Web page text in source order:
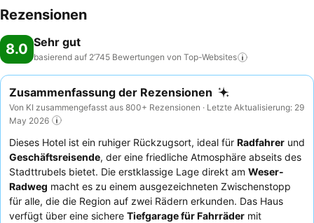
Rezensionen
8.0 Sehr gut
basierend auf 2’745 Bewertungen von Top-Websites
Zusammenfassung der Rezensionen
Von KI zusammengefasst aus 800+ Rezensionen · Letzte Aktualisierung: 29
May 2026
Dieses Hotel ist ein ruhiger Rückzugsort, ideal für Radfahrer und
Geschäftsreisende, der eine friedliche Atmosphäre abseits des
Stadttrubels bietet. Die erstklassige Lage direkt am Weser-
Radweg macht es zu einem ausgezeichneten Zwischenstopp
für alle, die die Region auf zwei Rädern erkunden. Das Haus
verfügt über eine sichere Tiefgarage für Fahrräder mit